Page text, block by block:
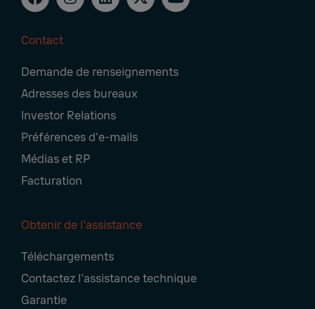
Navigation
Contact
Demande de renseignements
Adresses des bureaux
Investor Relations
Préférences d'e-mails
Médias et RP
Facturation
Obtenir de l'assistance
Téléchargements
Contactez l'assistance technique
Garantie